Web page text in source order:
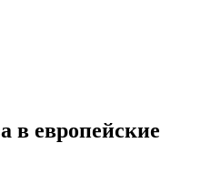
в европейские